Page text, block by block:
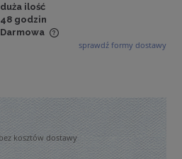
duża ilość
48 godzin
Darmowa
kosztów płatności
sprawdź formy dostawy
kosztów dostawy